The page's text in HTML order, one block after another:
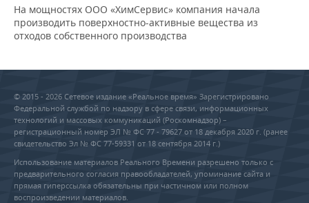
На мощностях ООО «ХимСервис» компания начала
производить поверхностно-активные вещества из
отходов собственного производства
© 2015 - 2026 Сетевое издание «Реальное время» Зарегистрировано
Федеральной службой по надзору в сфере связи, информационных
технологий и массовых коммуникаций (Роскомнадзор) –
регистрационный номер ЭЛ № ФС 77 - 79627 от 18 декабря 2020 г. (ранее
свидетельство Эл № ФС 77-59331 от 18 сентября 2014 г.)
Использование материалов Реального Времени разрешено только с
предварительного согласия правообладателей, упоминание сайта и
прямая гиперссылка обязательны при частичном или полном
воспроизведении материалов.